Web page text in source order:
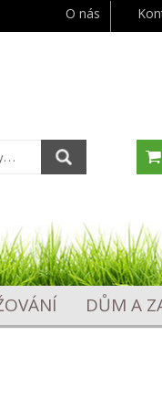
O nás
DŮM A